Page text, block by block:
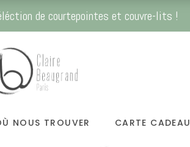
de courtepointes et couvre-lits !
NOUS TROUVER CARTE CADEAU